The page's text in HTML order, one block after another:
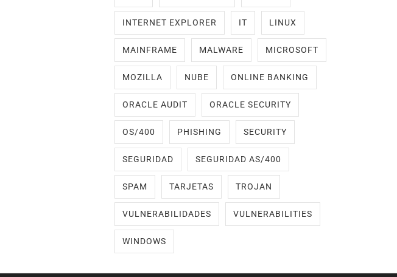
INTERNET EXPLORER IT LINUX
MAINFRAME MALWARE MICROSOFT
MOZILLA NUBE ONLINE BANKING
ORACLE AUDIT ORACLE SECURITY
OS/400 PHISHING SECURITY
SEGURIDAD SEGURIDAD AS/400
SPAM TARJETAS TROJAN
VULNERABILIDADES VULNERABILITIES
WINDOWS